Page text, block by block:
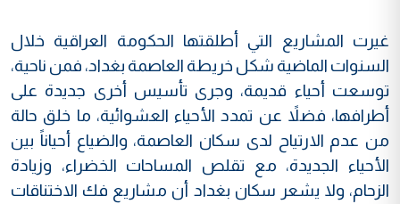
غيرت المشاريع التي أطلقتها الحكومة العراقية خلال
السنوات الماضية شكل خريطة العاصمة بغداد، فمن ناحية،
توسعت أحياء قديمة، وجرى تأسيس أخرى جديدة على
أطرافها، فضلاً عن تمدد الأحياء العشوائية، ما خلق حالة
من عدم الارتياح لدى سكان العاصمة، والضياع أحياناً بين
الأحياء الجديدة، مع تقلص المساحات الخضراء، وزيادة
الزحام، ولا يشعر سكان بغداد أن مشاريع فك الاختناقات